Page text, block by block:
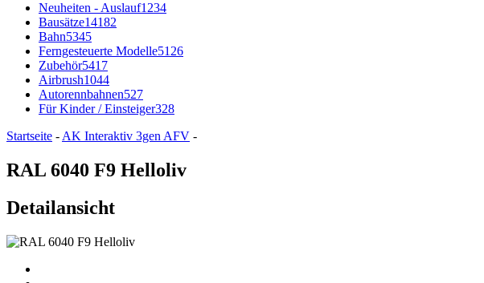
Neuheiten - Auslauf1234
Bausätze14182
Bahn5345
Ferngesteuerte Modelle5126
Zubehör5417
Airbrush1044
Autorennbahnen527
Für Kinder / Einsteiger328
Startseite - AK Interaktiv 3gen AFV -
RAL 6040 F9 Helloliv
Detailansicht